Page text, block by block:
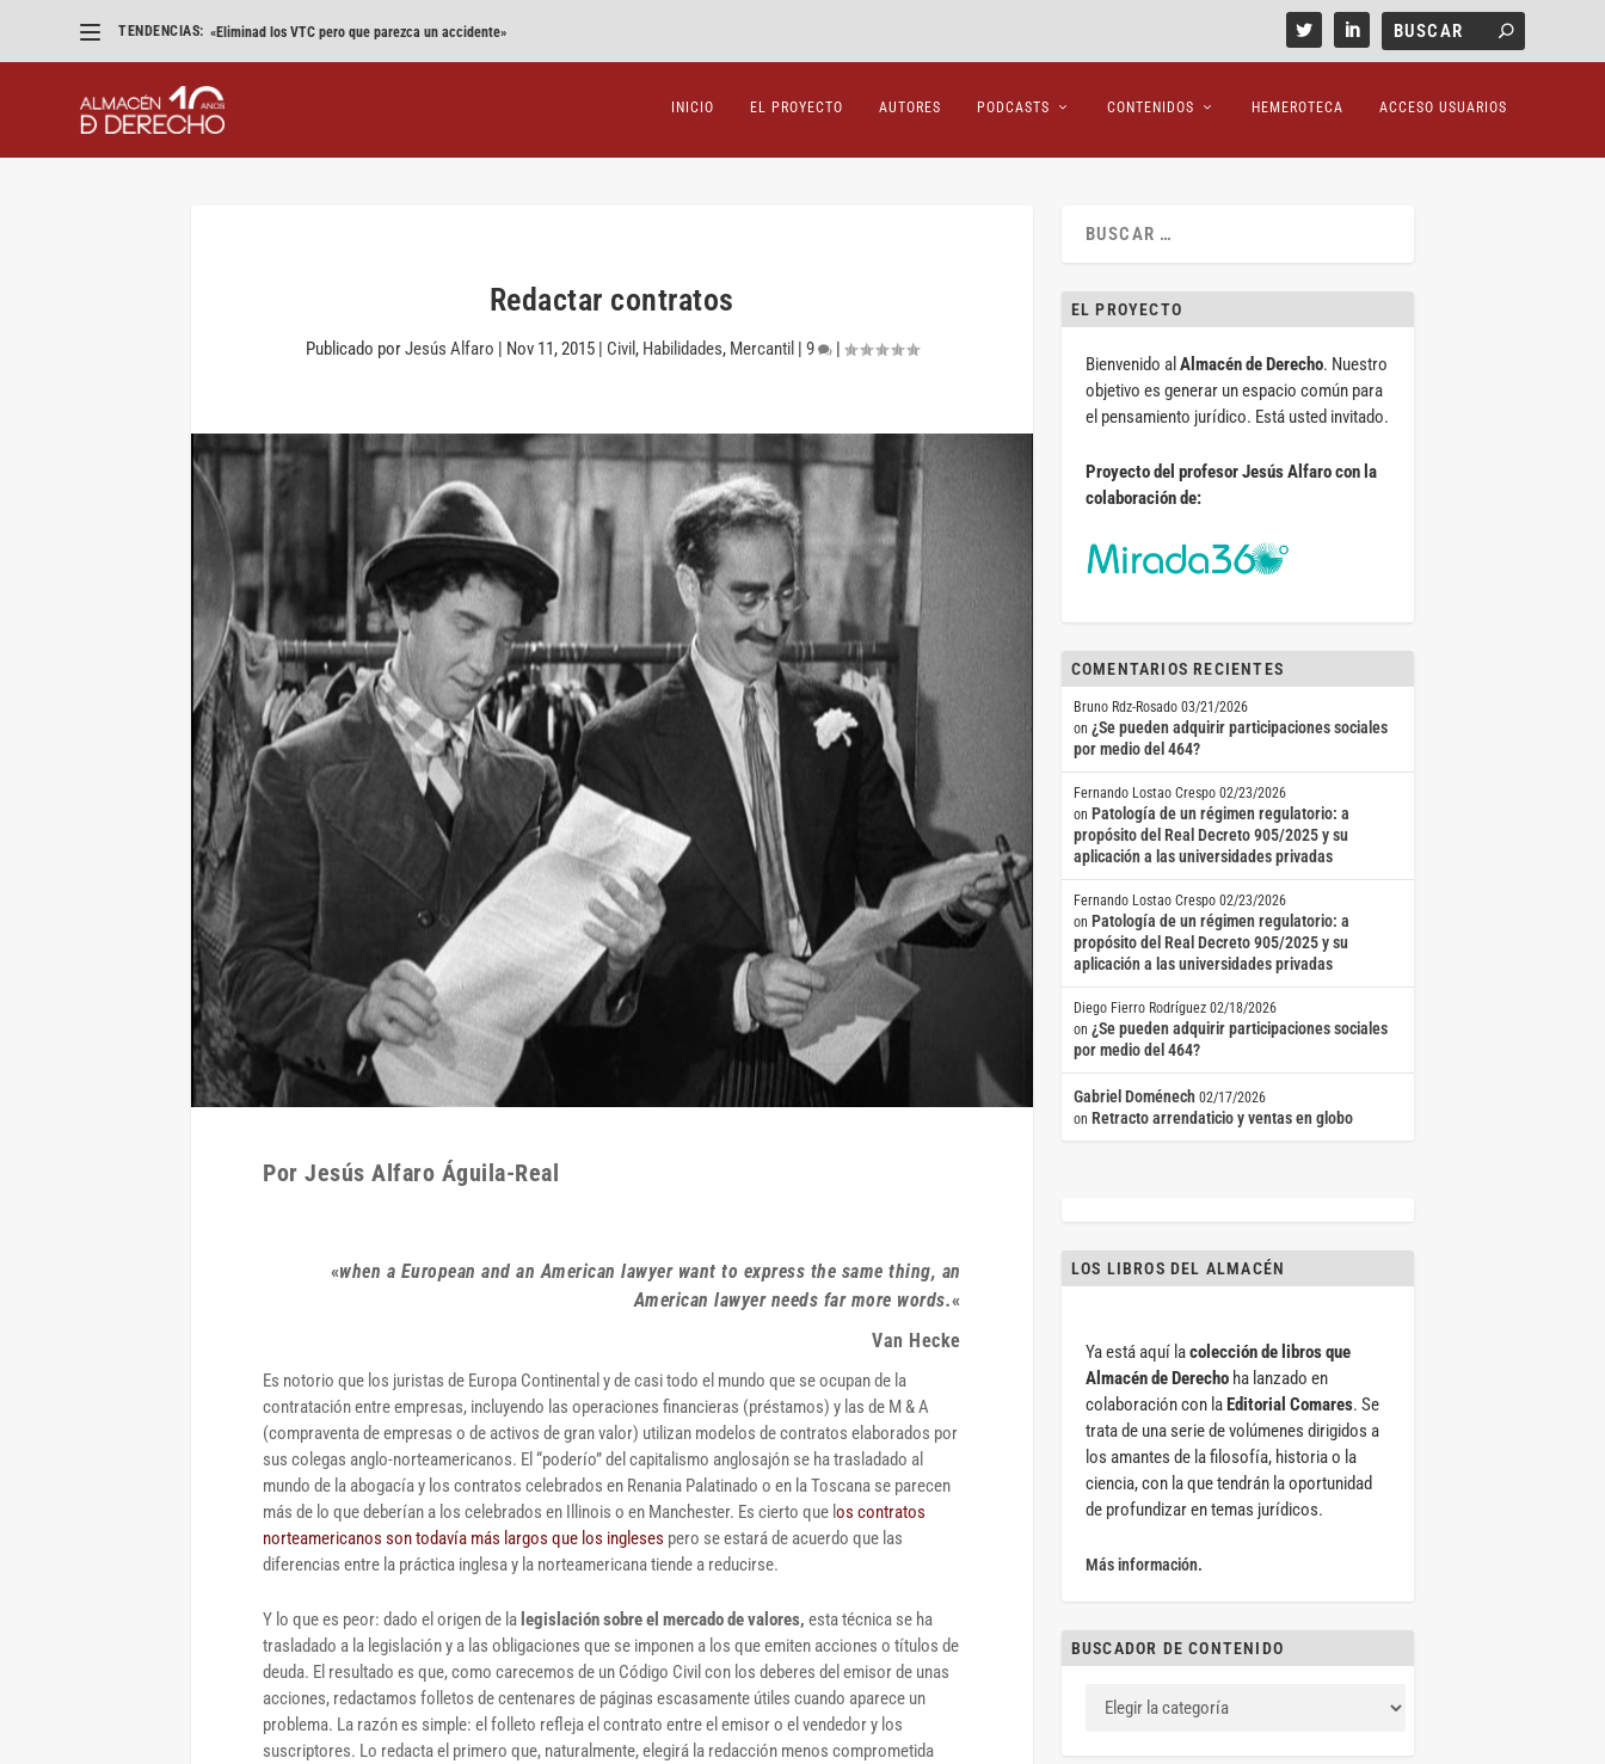
TENDENCIAS: «Eliminad los VTC pero que parezca un accidente»
INICIO EL PROYECTO AUTORES PODCASTS CONTENIDOS HEMEROTECA ACCESO USUARIOS
Redactar contratos
Publicado porJesús Alfaro | Nov 11, 2015| Civil , Habilidades, Mercantil | 9 |
Por Jesús Alfaro Águila-Real
«when a European and an American lawyer want to express the same thing, an
American lawyer needs far more words.«
Van Hecke
Es notorio que los juristas de Europa Continental y de casi todo el mundo que se ocupan de la
contratación entre empresas, incluyendo las operaciones financieras (préstamos) y las de M & A
(compraventa de empresas o de activos de gran valor) utilizan modelos de contratos elaborados por
sus colegas anglo-norteamericanos. El “poderío” del capitalismo anglosajón se ha trasladado al
mundo de la abogacía y los contratos celebrados en Renania Palatinado o en la Toscana se parecen
más de lo que deberían a los celebrados en Illinois o en Manchester. Es cierto que l os contratos
norteamericanos son todavía más largos que los ingleses pero se estará de acuerdo que las
diferencias entre la práctica inglesa y la norteamericana tiende a reducirse.
Y lo que es peor: dado el origen de la legislación sobre el mercado de valores, esta técnica se ha
trasladado a la legislación y a las obligaciones que se imponen a los que emiten acciones o títulos de
deuda. El resultado es que, como carecemos de un Código Civil con los deberes del emisor de unas
acciones, redactamos folletos de centenares de páginas escasamente útiles cuando aparece un
problema. La razón es simple: el folleto refleja el contrato entre el emisor o el vendedor y los
suscriptores. Lo redacta el primero que, naturalmente, elegirá la redacción menos comprometida
EL PROYECTO
Bienvenido al Almacén de Derecho. Nuestro
objetivo es generar un espacio común para
el pensamiento jurídico. Está usted invitado.
Proyecto del profesor Jesús Alfaro con la
colaboración de:
COMENTARIOS RECIENTES
Bruno Rdz-Rosado 03/21/2026
on ¿Se pueden adquirir participaciones sociales
por medio del 464?
Fernando Lostao Crespo 02/23/2026
on Patología de un régimen regulatorio: a
propósito del Real Decreto 905/2025 y su
aplicación a las universidades privadas
Fernando Lostao Crespo 02/23/2026
on Patología de un régimen regulatorio: a
propósito del Real Decreto 905/2025 y su
aplicación a las universidades privadas
Diego Fierro Rodríguez 02/18/2026
on ¿Se pueden adquirir participaciones sociales
por medio del 464?
Gabriel Doménech 02/17/2026
on Retracto arrendaticio y ventas en globo
LOS LIBROS DEL ALMACÉN
Ya está aquí lacolección de libros que
Almacén de Derechoha lanzado en
colaboración con laEditorial Comares. Se
trata de una serie de volúmenes dirigidos a
los amantes de la filosofía, historia o la
ciencia, con la que tendrán la oportunidad
de profundizar en temas jurídicos.
Más información.
BUSCADOR DE CONTENIDO